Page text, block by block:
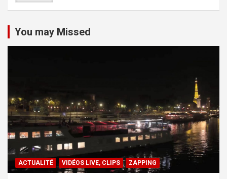
You may Missed
ACTUALITÉ VIDÉOS LIVE, CLIPS ZAPPING